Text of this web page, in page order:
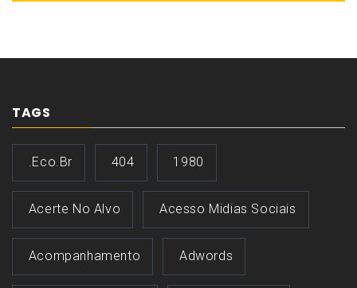
TAGS
.eco.br 404 1980
Acerte No Alvo Acesso Midias Sociais
Acompanhamento Adwords